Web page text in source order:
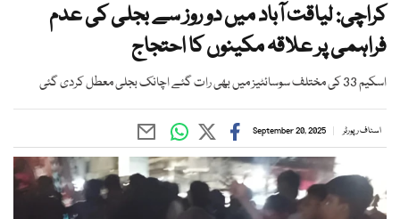
کراچی: لیاقت آباد میں دو روز سے بجلی کی عدم
فراہمی پر علاقہ مکینوں کا احتجاج
اسکیم 33 کی مختلف سوسائٹیز میں بھی رات گئے اچانک بجلی معطل کردی گئی
اسٹاف رپورٹر September 20, 2025